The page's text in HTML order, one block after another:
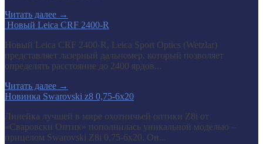
Читать далее →
​ Новый Leica CRF 2400-R
Новый Leica CRF 2400-R, Leica Sport Optics (Wetzlar)
представляет лазерный дальномер, который позволяет
определять расстояние до 2400 ярдов...
Читать далее →
Новинка Swarovski z8 0,75-6x20
Линейка лучшей в мире охотничьей оптики Z8i от
«Сваровски Оптик» пополнилась уникальной моделью –
прицелом Swarovski Z8i 0,75-6x20. Он...